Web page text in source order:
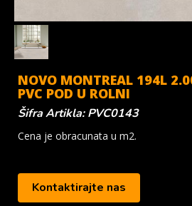
NOVO MONTREAL 194L
PVC POD U ROLNI
Šifra Artikla: PVC0143
Cena je obracunata u m2.
Kontaktirajte nas